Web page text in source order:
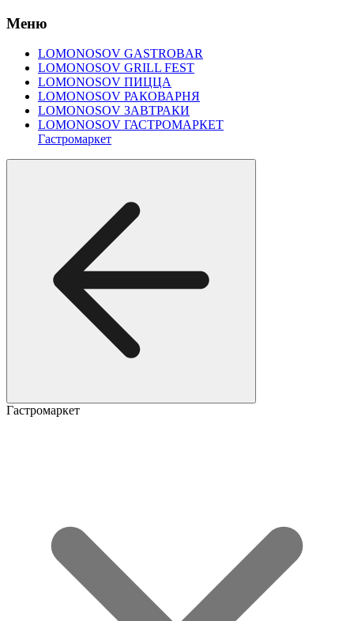
Меню
LOMONOSOV GASTROBAR
LOMONOSOV GRILL FEST
LOMONOSOV ПИЦЦА
LOMONOSOV РАКОВАРНЯ
LOMONOSOV ЗАВТРАКИ
LOMONOSOV ГАСТРОМАРКЕТ
Гастромаркет
Гастромаркет